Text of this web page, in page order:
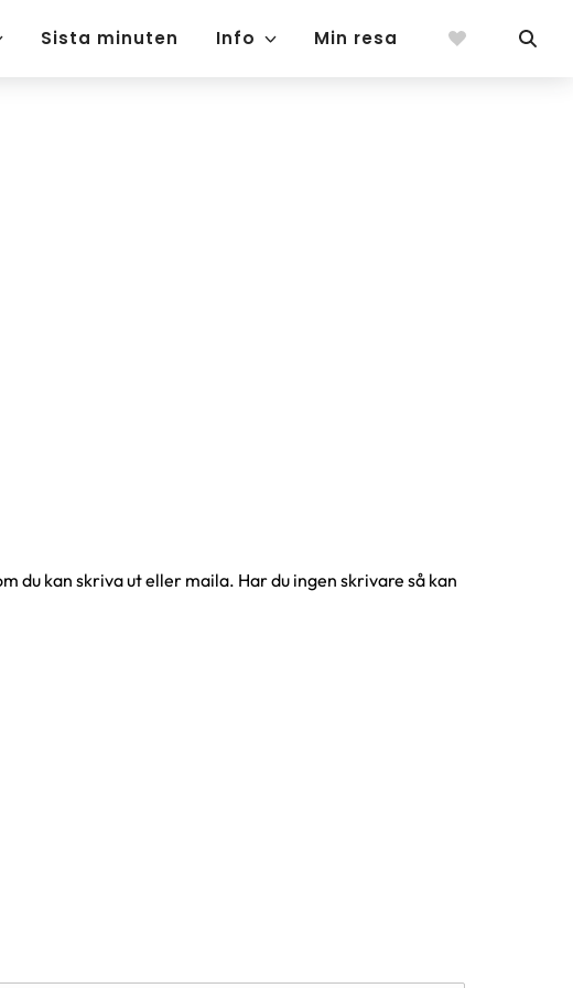
Sista minuten Info Min resa
du kan skriva ut eller maila. Har du ingen skrivare så kan